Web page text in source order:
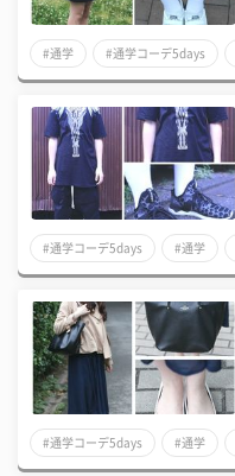
#通学 #通学コーデ5days
#通学コーデ5days #通学
#通学コーデ5days #通学